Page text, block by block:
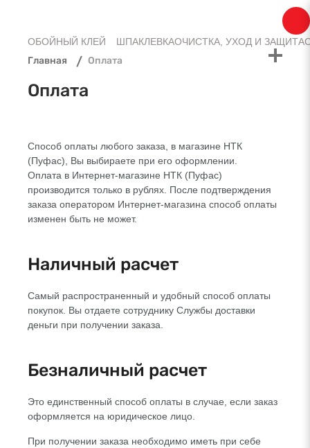
ОБОЙНЫЙ КЛЕЙ ШПАКЛЕВКАОЧИСТКА, УХОД И ЗАЩИТА
Главная Оплата
Оплата
Способ оплаты любого заказа, в магазине НТК
(Пуфас), Вы выбираете при его оформлении.
Оплата в Интернет-магазине НТК (Пуфас)
производится только в рублях. После подтверждения
заказа оператором Интернет-магазина способ оплаты
изменен быть не может.
Наличный расчет
Самый распространенный и удобный способ оплаты
покупок. Вы отдаете сотруднику Службы доставки
деньги при получении заказа.
Безналичный расчет
Это единственный способ оплаты в случае, если заказ
оформляется на юридическое лицо.
При получении заказа необходимо иметь при себе